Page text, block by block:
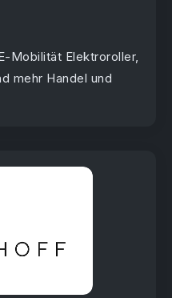
Mobilität Elektroroller,
mehr Handel und